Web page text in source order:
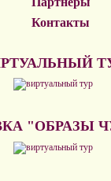
Контакты
"ОБРАЗЫ